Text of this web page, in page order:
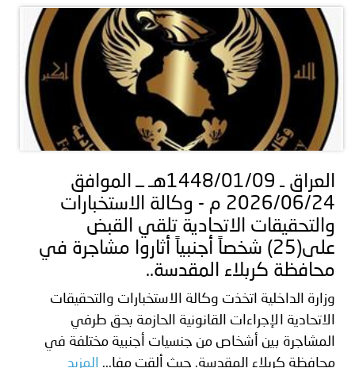
العراق ـ 1448/01/09هـ ــ الموافق
2026/06/24 م - وكالة الاستخبارات
والتحقيقات الاتحادية تلقي القبض
على(25) شخصاً أجنبياً أثاروا مشاجرة في
محافظة كربلاء المقدسة..
وزارة الداخلية ​اتخذت وكالة الاستخبارات والتحقيقات
الاتحادية الإجراءات القانونية الحازمة بحق طرفي
المشاجرة بين أشخاص من جنسيات أجنبية مختلفة في
محافظة كربلاء المقدسة. ​حيث ألقت مفا...
المزيد